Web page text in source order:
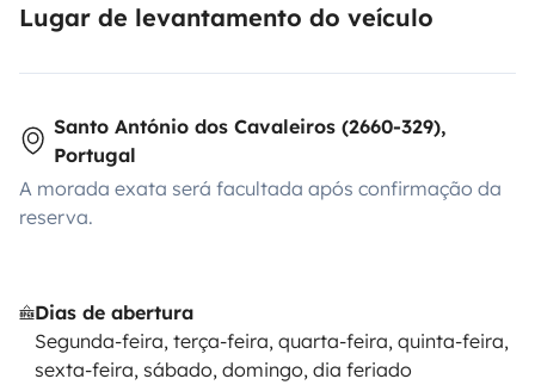
Lugar de levantamento do veículo
Santo António dos Cavaleiros (2660-329),
Portugal
A morada exata será facultada após confirmação da
reserva.
Dias de abertura
Segunda-feira, terça-feira, quarta-feira, quinta-feira,
sexta-feira, sábado, domingo, dia feriado